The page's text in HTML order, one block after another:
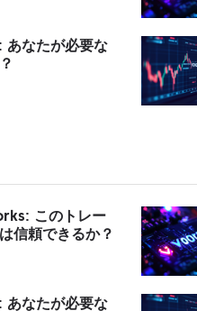
なたが必要な
このトレー
信頼できるか？
なたが必要な